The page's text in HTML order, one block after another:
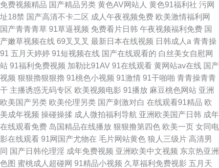
免费视频精品 国产精品另类 黄色AV网站人 黄色91福利社 污网
址18禁 国产高清不卡二区 成人午夜视频免费 欧美激情福利网
国产青青青草 91草逼视频 免费看片日韩 午夜视频福利免费 国
产嫩草视频在线 69叉叉叉 最新日本在线视频 日韩成人a 青青操
91 五月天婷婷 91短视频在线 国产在线观看的 白丝美女自慰网
站 91福利免费视频 加勒比91AV 91在线观看 黄网站av在线 国产
视频 狠狠擼狠狠擼 91桃色小视频 91激情 91干啪啪 青青操青青
干 主播诱惑无码专区 欧美视频电影 91播放 麻豆桃色网站 亚洲
欧美国产另类 欧美伦理另类 国产刺激对白 在线观看91精品 欧
美成年视频 操碰操揉 成人微拍福利导航 亚洲欧美国产日韩 成年
在线观看免费 岛国精品在线播放 狠狠撸第四色 欧美一页 女同电
影在线观看 91网国产尤物在 毛片网站黄色 狼人三级片 高清男
同 国产日韩伦理淫 成年免费视频 亚洲欧美中文视频 东京热亚洲
色图 蜜桃成人超碰网 91精品小视频 久草福利免费视影 五月天